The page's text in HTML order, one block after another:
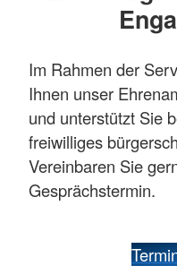
Im Rahmen der
Ihnen unser
und unterstützt Sie
freiwilliges
Vereinbaren Sie
Gesprächstermin.